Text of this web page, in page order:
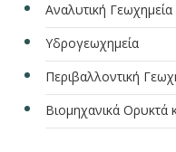
Αναλυτική Γεωχημεία
Υδρογεωχημεία
Περιβαλλοντική
Βιομηχανικά Ορυκτά